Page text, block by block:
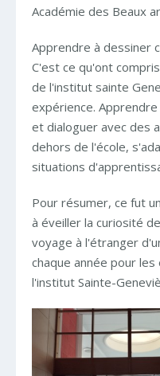
Académie des Beaux
Apprendre à dessiner
C'est ce qu'ont
de l'institut sainte
expérience.
et dialoguer avec des
dehors de l'école,
situations
Pour résumer, ce fut
à éveiller la curiosité
voyage à l'étranger
chaque année pour
l'institut Sainte-